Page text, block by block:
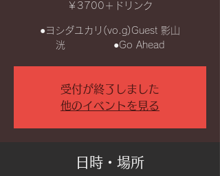
￥3700＋ドリンク
●ヨシダユカリ(vo.g)Guest 影山
洸 ●Go Ahead
受付が終了しました
他のイベントを見る
日時・場所